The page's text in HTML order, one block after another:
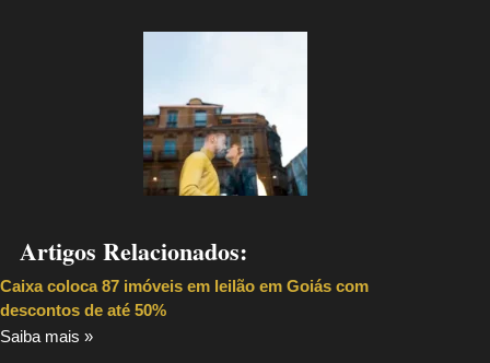
Artigos Relacionados:
Caixa coloca 87 imóveis em leilão em Goiás com
descontos de até 50%
Saiba mais »